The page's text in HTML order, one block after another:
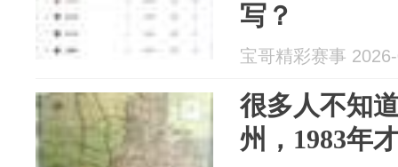
写？
宝哥精彩赛事
很多人不知
州，1983年